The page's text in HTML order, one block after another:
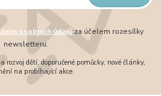
osobních údajůza účelem rozesílky
newsletteru.
dětí, doporučené pomůcky, nové články,
na probíhající akce.